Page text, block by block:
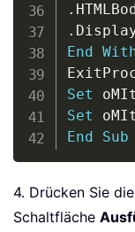
.
.
End
Set
Set
End
Sub
4. Drücken Sie die
Schaltfläche